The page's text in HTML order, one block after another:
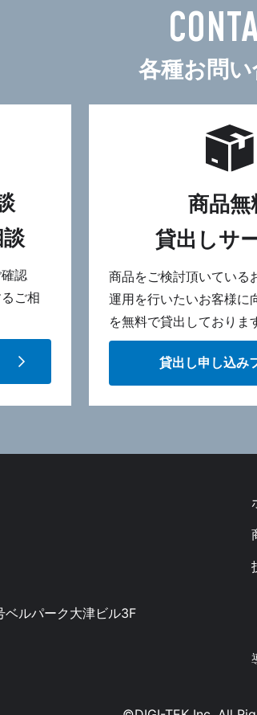
各種お問
認
ご相
商品無
貸出しサ
商品をご検討頂いている
運用を行いたいお客様に
を無料で貸出しておりま
貸出し申し込み
ルパーク大津ビル3F